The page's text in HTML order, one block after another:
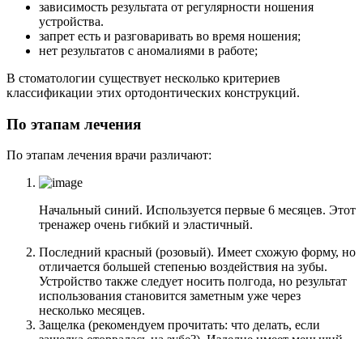
зависимость результата от регулярности ношения
устройства.
запрет есть и разговаривать во время ношения;
нет результатов с аномалиями в работе;
В стоматологии существует несколько критериев
классификации этих ортодонтических конструкций.
По этапам лечения
По этапам лечения врачи различают:
Начальный синий. Используется первые 6 месяцев. Этот
тренажер очень гибкий и эластичный.
Последний красный (розовый). Имеет схожую форму, но
отличается большей степенью воздействия на зубы.
Устройство также следует носить полгода, но результат
использования становится заметным уже через
несколько месяцев.
Защелка (рекомендуем прочитать: что делать, если